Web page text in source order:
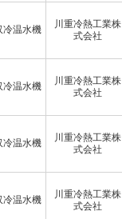
冷温水機
川重冷熱工業株
式会社
冷温水機
川重冷熱工業株
式会社
冷温水機
川重冷熱工業株
式会社
冷温水機
川重冷熱工業株
式会社